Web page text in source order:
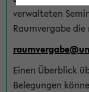
verwalteten
Raumvergabe
Einen Überblick
Belegungen